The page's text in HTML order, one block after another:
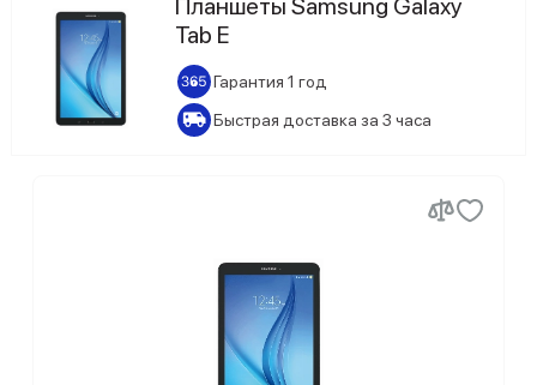
Samsung Galaxy Tab S10 Ultra
Samsung Galaxy Tab S11
Samsung Galaxy Tab A9 Plus
Samsung Galaxy Tab S9 Ultra
Планшеты Samsung Galaxy
Tab E
Гарантия 1 год
Быстрая доставка за 3 часа